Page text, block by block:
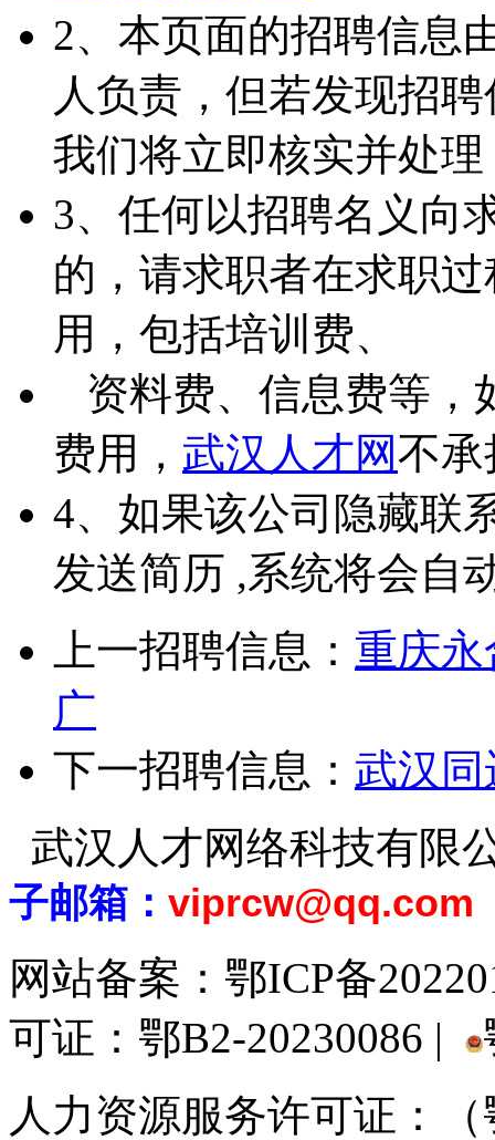
2、本页面的招聘信息
人负责，但若发现招
我们将立即核实并处理
3、任何以招聘名义向
的，请求职者在求职
用，包括培训费、
资料费、信息费等，
费用， 武汉人才网不承
4、如果该公司隐藏联
发送简历 ,系统将会自
上一招聘信息： 重庆
广
下一招聘信息： 武汉
武汉人才网络科技有限
子邮箱： viprcw@qq.com
网站备案： 鄂ICP备
可证：鄂B2-20230086 |
人力资源服务许可证：